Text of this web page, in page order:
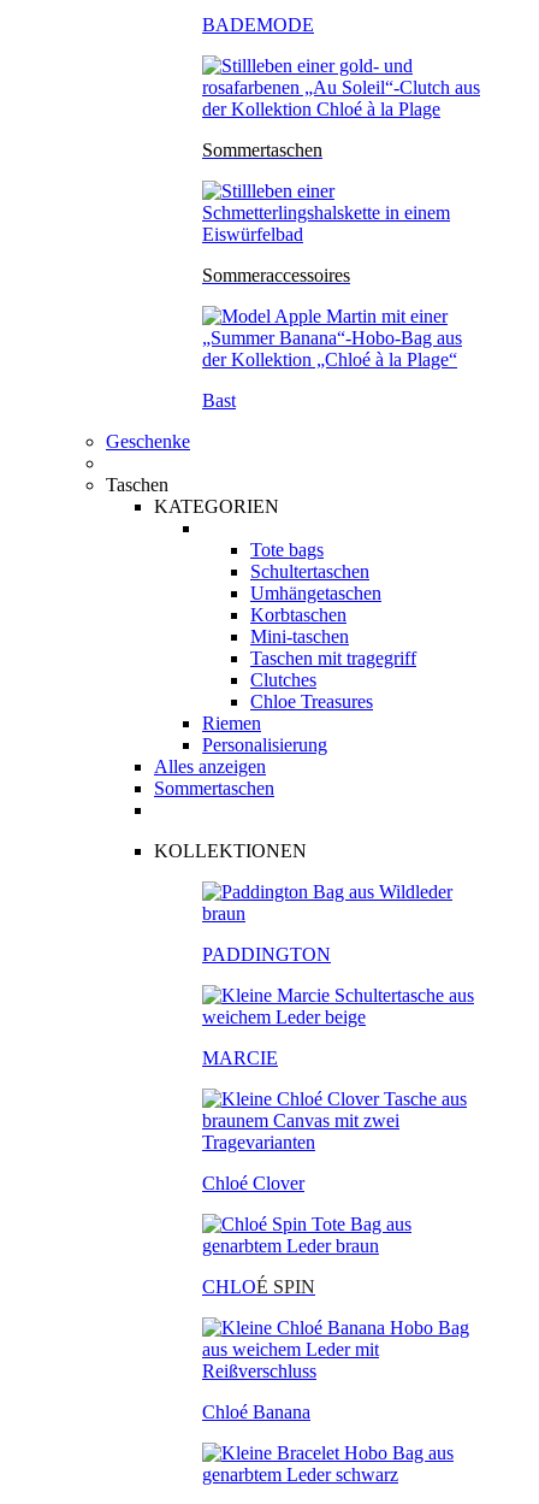
BADEMODE
Sommertaschen
Sommeraccessoires
Bast
Geschenke
Taschen
KATEGORIEN
Tote bags
Schultertaschen
Umhängetaschen
Korbtaschen
Mini-taschen
Taschen mit tragegriff
Clutches
Chloe Treasures
Riemen
Personalisierung
Alles anzeigen
Sommertaschen
KOLLEKTIONEN
PADDINGTON
MARCIE
Chloé Clover
CHLOÉ SPIN
Chloé Banana